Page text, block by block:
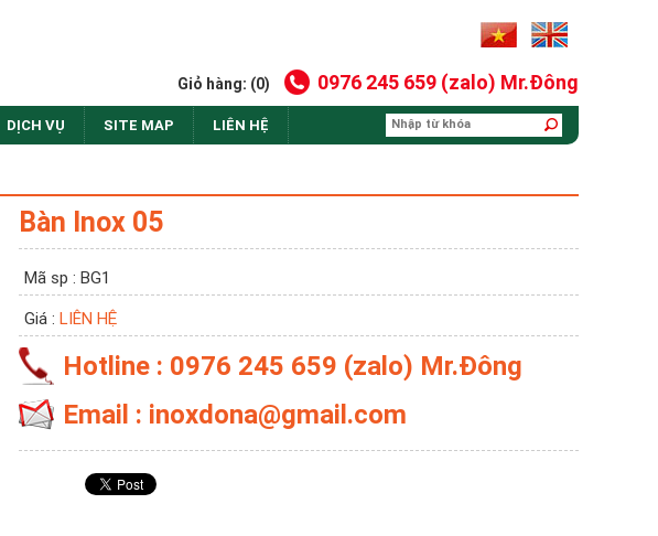
Giỏ hàng: (0) 0976 245 659 (zalo) Mr.Đông
DỊCH VỤ SITE MAP LIÊN HỆ
Bàn Inox 05
Mã sp : BG1
Giá : LIÊN HỆ
Hotline : 0976 245 659 (zalo) Mr.Đông
Email : inoxdona@gmail.com